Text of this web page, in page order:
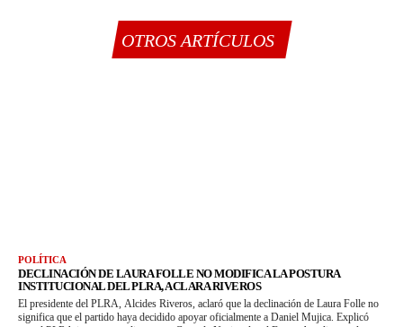
OTROS ARTÍCULOS
POLÍTICA
DECLINACIÓN DE LAURA FOLLE NO MODIFICA LA POSTURA
INSTITUCIONAL DEL PLRA, ACLARA RIVEROS
El presidente del PLRA, Alcides Riveros, aclaró que la declinación de Laura Folle no
significa que el partido haya decidido apoyar oficialmente a Daniel Mujica. Explicó